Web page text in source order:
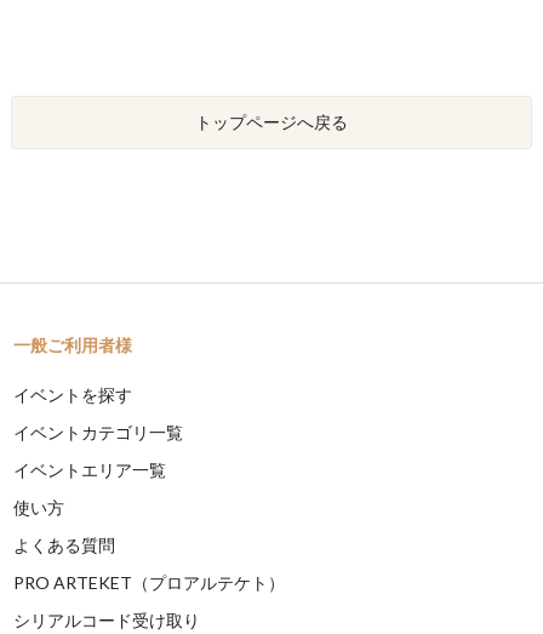
トップページへ戻る
一般ご利用者様
イベントを探す
イベントカテゴリ一覧
イベントエリア一覧
使い方
よくある質問
PRO ARTEKET（プロアルテケト）
シリアルコード受け取り